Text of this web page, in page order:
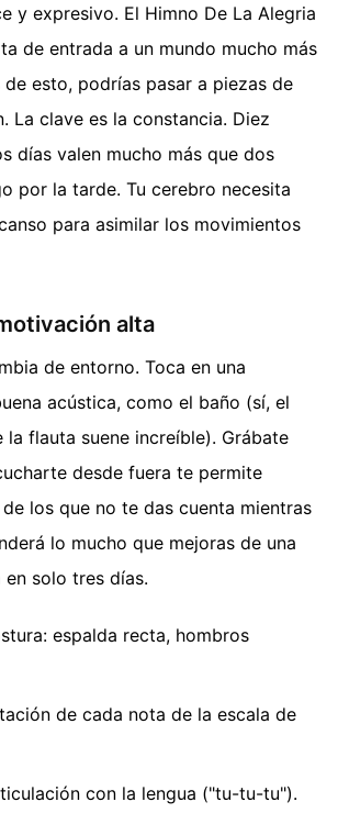
y expresivo. El Himno De La Alegria
de entrada a un mundo mucho más
de esto, podrías pasar a piezas de
La clave es la constancia. Diez
días valen mucho más que dos
por la tarde. Tu cerebro necesita
para asimilar los movimientos
alta
de entorno. Toca en una
acústica, como el baño (sí, el
la flauta suene increíble). Grábate
desde fuera te permite
los que no te das cuenta mientras
lo mucho que mejoras de una
solo tres días.
espalda recta, hombros
de cada nota de la escala de
con la lengua ("tu-tu-tu").